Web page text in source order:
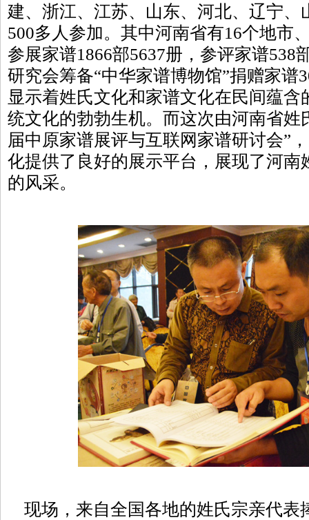
建、浙江、江苏、山东、河北、辽宁、
500多人参加。其中河南省有16个地市
参展家谱1866部5637册，参评家谱538
研究会筹备“中华家谱博物馆”捐赠家谱
显示着姓氏文化和家谱文化在民间蕴
统文化的勃勃生机。而这次由河南省姓
届中原家谱展评与互联网家谱研讨会”
化提供了良好的展示平台，展现了河南
的风采。
现场，来自全国各地的姓氏宗亲代表